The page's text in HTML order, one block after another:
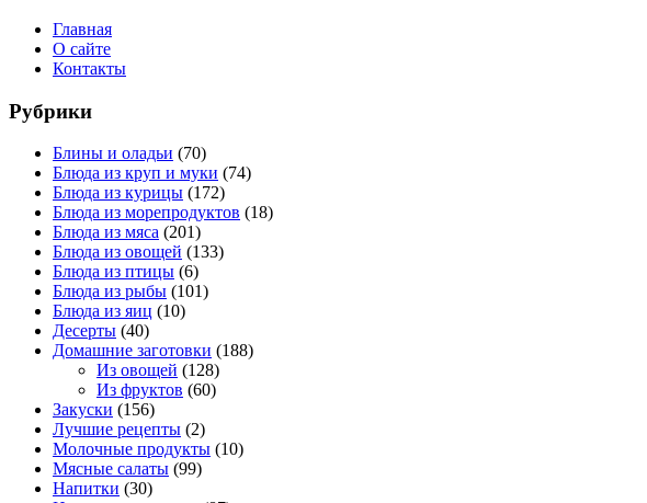
Главная
О сайте
Контакты
Рубрики
Блины и оладьи (70)
Блюда из круп и муки (74)
Блюда из курицы (172)
Блюда из морепродуктов (18)
Блюда из мяса (201)
Блюда из овощей (133)
Блюда из птицы (6)
Блюда из рыбы (101)
Блюда из яиц (10)
Десерты (40)
Домашние заготовки (188)
Из овощей (128)
Из фруктов (60)
Закуски (156)
Лучшие рецепты (2)
Молочные продукты (10)
Мясные салаты (99)
Напитки (30)